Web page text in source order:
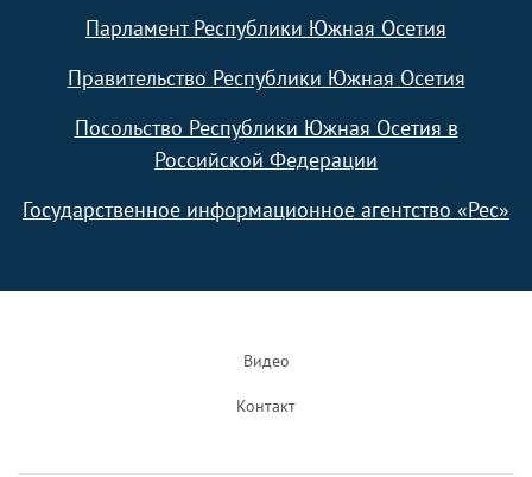
Парламент Республики Южная Осетия
Правительство Республики Южная Осетия
Посольство Республики Южная Осетия в
Российской Федерации
Государственное информационное агентство «Рес»
Видео
Контакт